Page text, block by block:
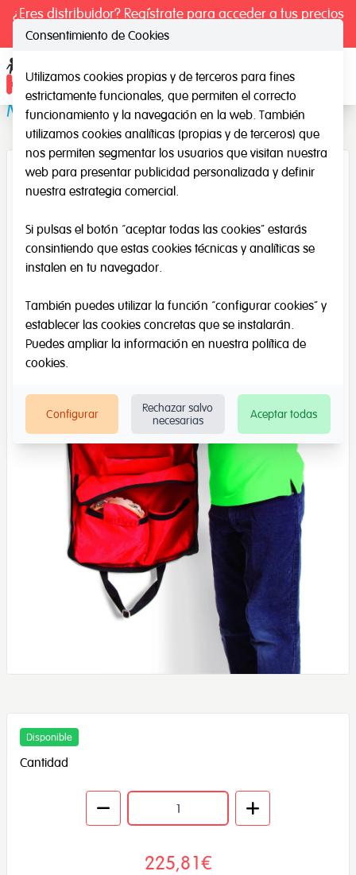
¿Eres distribuidor? Regístrate para acceder a tus precios
exclusivos.
Maletín de Música Grande
Disponible
Cantidad
225,81€
Consentimiento de Cookies
Utilizamos cookies propias y de terceros para fines
estrictamente funcionales, que permiten el correcto
funcionamiento y la navegación en la web. También
utilizamos cookies analíticas (propias y de terceros) que
nos permiten segmentar los usuarios que visitan nuestra
web para presentar publicidad personalizada y definir
nuestra estrategia comercial.
Si pulsas el botón “aceptar todas las cookies” estarás
consintiendo que estas cookies técnicas y analíticas se
instalen en tu navegador.
También puedes utilizar la función “configurar cookies” y
establecer las cookies concretas que se instalarán.
Puedes ampliar la información en nuestra política de
cookies.
Configurar
Rechazar salvo
necesarias
Aceptar todas